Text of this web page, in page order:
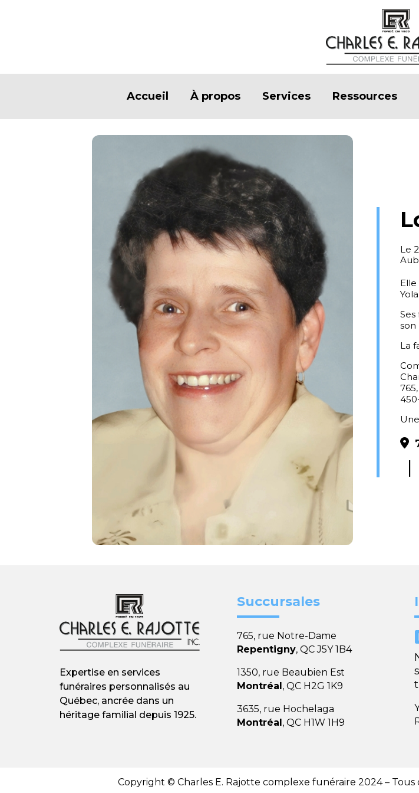
Accueil À propos Services Ressources
Le
son
La
Expertise en services
funéraires personnalisés au
Québec, ancrée dans un
héritage familial depuis 1925.
Succursales
765, rue Notre-Dame
Repentigny, QC J5Y 1B4
1350, rue Beaubien Est
Montréal , QC H2G 1K9
3635, rue Hochelaga
Montréal , QC H1W 1H9
Copyright © Charles E. Rajotte complexe funéraire 2024 –